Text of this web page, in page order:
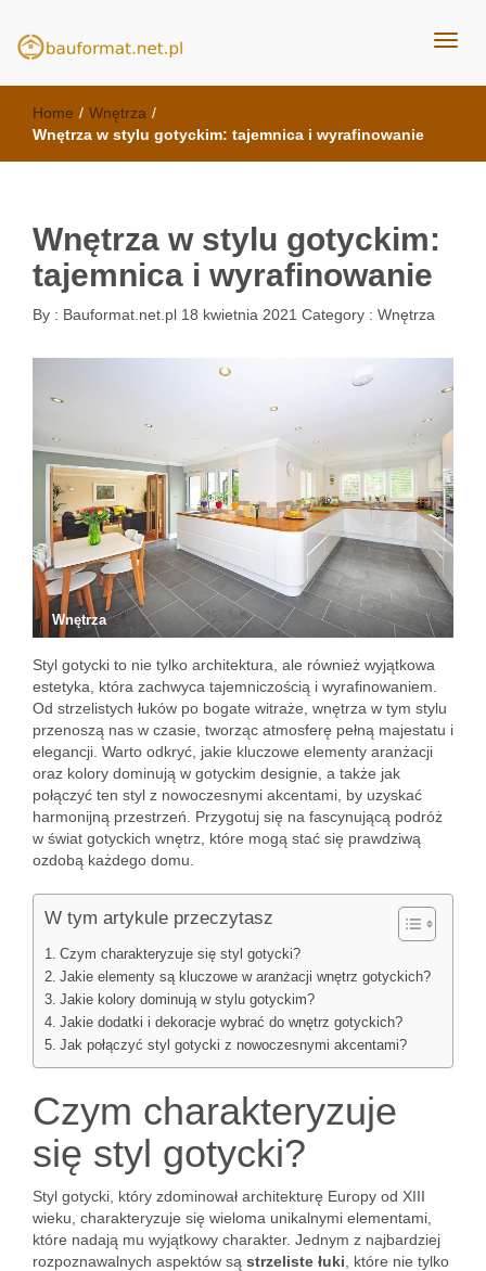
meble kuchenne Bauformat
Home / Wnętrza /
Wnętrza w stylu gotyckim: tajemnica i wyrafinowanie
Wnętrza w stylu gotyckim:
tajemnica i wyrafinowanie
By : Bauformat.net.pl 18 kwietnia 2021 Category : Wnętrza
Wnętrza
Styl gotycki to nie tylko architektura, ale również wyjątkowa
estetyka, która zachwyca tajemniczością i wyrafinowaniem.
Od strzelistych łuków po bogate witraże, wnętrza w tym stylu
przenoszą nas w czasie, tworząc atmosferę pełną majestatu i
elegancji. Warto odkryć, jakie kluczowe elementy aranżacji
oraz kolory dominują w gotyckim designie, a także jak
połączyć ten styl z nowoczesnymi akcentami, by uzyskać
harmonijną przestrzeń. Przygotuj się na fascynującą podróż
w świat gotyckich wnętrz, które mogą stać się prawdziwą
ozdobą każdego domu.
W tym artykule przeczytasz
Czym charakteryzuje się styl gotycki?
Jakie elementy są kluczowe w aranżacji wnętrz gotyckich?
Jakie kolory dominują w stylu gotyckim?
Jakie dodatki i dekoracje wybrać do wnętrz gotyckich?
Jak połączyć styl gotycki z nowoczesnymi akcentami?
Czym charakteryzuje
się styl gotycki?
Styl gotycki, który zdominował architekturę Europy od XIII
wieku, charakteryzuje się wieloma unikalnymi elementami,
które nadają mu wyjątkowy charakter. Jednym z najbardziej
rozpoznawalnych aspektów są strzeliste łuki , które nie tylko